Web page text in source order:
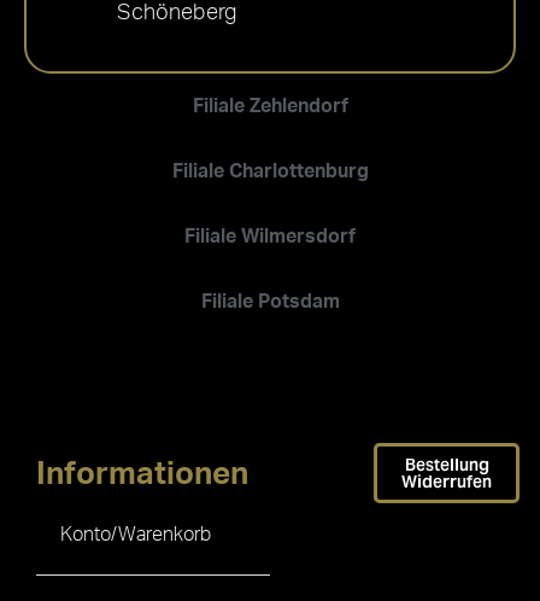
Filiale Zehlendorf
Filiale Charlottenburg
Filiale Wilmersdorf
Filiale Potsdam
Schöneberg
Informationen
Konto/Warenkorb
Bestellung
Widerrufen